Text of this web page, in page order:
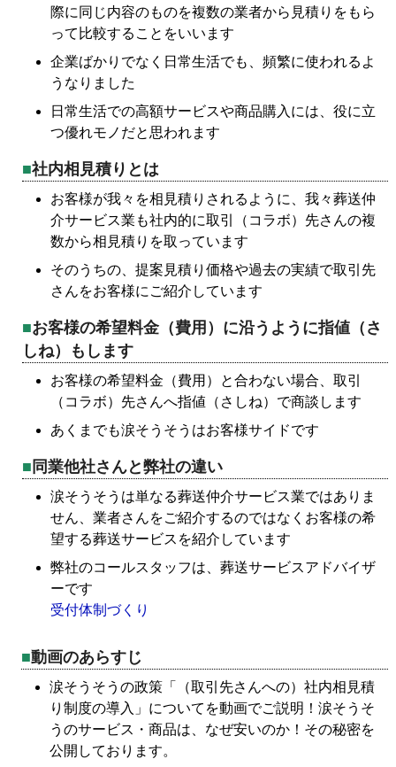
際に同じ内容のものを複数の業者から見積りをもら
って比較することをいいます
企業ばかりでなく日常生活でも、頻繁に使われるよ
うなりました
日常生活での高額サービスや商品購入には、役に立
つ優れモノだと思われます
社内相見積りとは
お客様が我々を相見積りされるように、我々葬送仲
介サービス業も社内的に取引（コラボ）先さんの複
数から相見積りを取っています
そのうちの、提案見積り価格や過去の実績で取引先
さんをお客様にご紹介しています
お客様の希望料金（費用）に沿うように指値（さ
しね）もします
お客様の希望料金（費用）と合わない場合、取引
（コラボ）先さんへ指値（さしね）で商談します
あくまでも涙そうそうはお客様サイドです
同業他社さんと弊社の違い
涙そうそうは単なる葬送仲介サービス業ではありま
せん、業者さんをご紹介するのではなくお客様の希
望する葬送サービスを紹介しています
弊社のコールスタッフは、葬送サービスアドバイザ
ーです
受付体制づくり
動画のあらすじ
涙そうそうの政策「（取引先さんへの）社内相見積
り制度の導入」についてを動画でご説明！涙そうそ
うのサービス・商品は、なぜ安いのか！その秘密を
公開しております。